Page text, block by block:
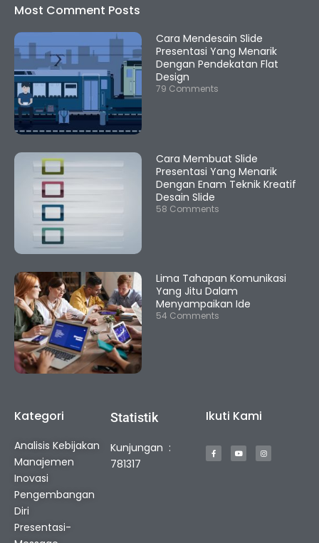
Most Comment Posts
Cara Mendesain Slide
Presentasi Yang Menarik
Dengan Pendekatan Flat
Design
79 Comments
Cara Membuat Slide
Presentasi Yang Menarik
Dengan Enam Teknik Kreatif
Desain Slide
58 Comments
Lima Tahapan Komunikasi
Yang Jitu Dalam
Menyampaikan Ide
54 Comments
Kategori
Analisis Kebijakan
Manajemen
Inovasi
Pengembangan
Diri
Presentasi-
Statistik
Kunjungan :
781317
Ikuti Kami
a
c
e
o
u
t
n
s
t